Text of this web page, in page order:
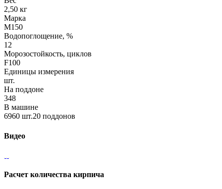
2,50 кг
Марка
М150
Водопоглощение, %
12
Морозостойкость, циклов
F100
Единицы измерения
шт.
На поддоне
348
В машине
6960 шт.20 поддонов
Видео
Расчет количества кирпича